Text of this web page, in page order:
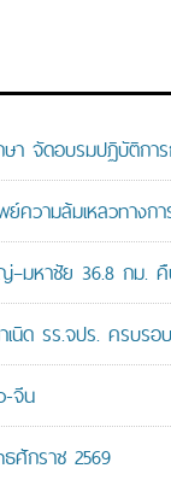
จัดอบรมปฏิบัติกา
ความล้มเหลวทางก
ญ่–มหาชัย 36.8 ก
นิด รร.จปร. ครบ
-จีน
ศักราช 2569